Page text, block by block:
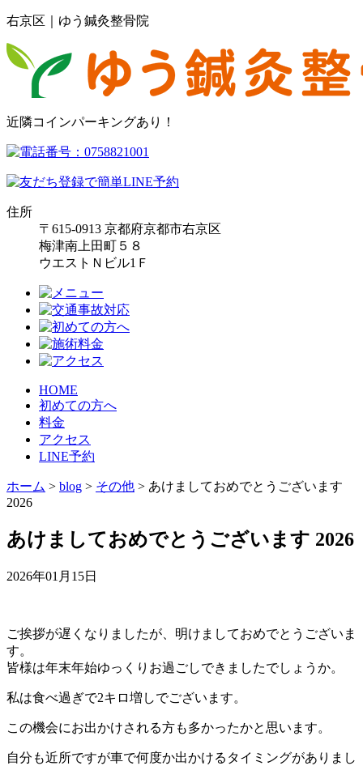
右京区｜ゆう鍼灸整骨院
近隣コインパーキングあり！
住所
〒615-0913 京都府京都市右京区
梅津南上田町５８
ウエストＮビル1Ｆ
HOME
初めての方へ
料金
アクセス
LINE予約
ホーム > blog > その他 > あけましておめでとうございます
2026
あけましておめでとうございます 2026
2026年01月15日
ご挨拶が遅くなりましたが、明けましておめでとうございま
す。
皆様は年末年始ゆっくりお過ごしできましたでしょうか。
私は食べ過ぎで2キロ増しでございます。
この機会にお出かけされる方も多かったかと思います。
自分も近所ですが車で何度か出かけるタイミングがありまし